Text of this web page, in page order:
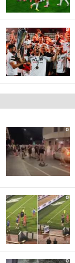
0
0
0
0